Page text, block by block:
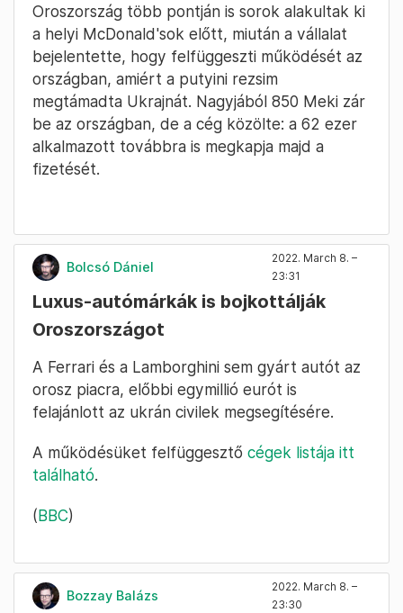
Oroszország több pontján is sorok alakultak ki
a helyi McDonald'sok előtt, miután a vállalat
bejelentette, hogy felfüggeszti működését az
országban, amiért a putyini rezsim
megtámadta Ukrajnát. Nagyjából 850 Meki zár
be az országban, de a cég közölte: a 62 ezer
alkalmazott továbbra is megkapja majd a
fizetését.
Bolcsó Dániel
2022. March 8. –
23:31
Luxus-autómárkák is bojkottálják
Oroszországot
A Ferrari és a Lamborghini sem gyárt autót az
orosz piacra, előbbi egymillió eurót is
felajánlott az ukrán civilek megsegítésére.
A működésüket felfüggesztő cégek listája itt
található.
(BBC)
Bozzay Balázs
2022. March 8. –
23:30